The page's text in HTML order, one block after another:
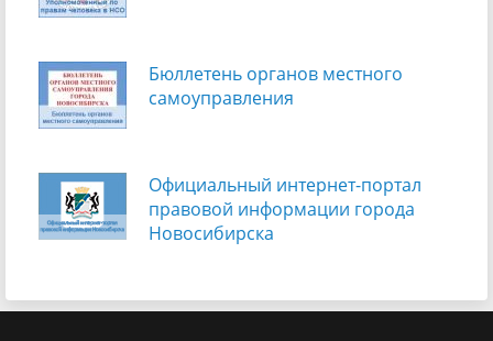
Бюллетень органов местного
самоуправления
Официальный интернет-портал
правовой информации города
Новосибирска